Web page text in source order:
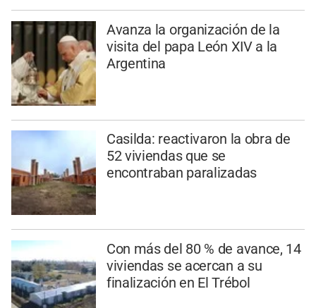
Avanza la organización de la
visita del papa León XIV a la
Argentina
Casilda: reactivaron la obra de
52 viviendas que se
encontraban paralizadas
Con más del 80 % de avance, 14
viviendas se acercan a su
finalización en El Trébol